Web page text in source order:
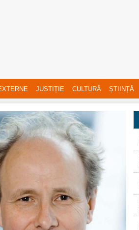
JUSTIȚIE CULTURĂ ȘTIINȚĂ